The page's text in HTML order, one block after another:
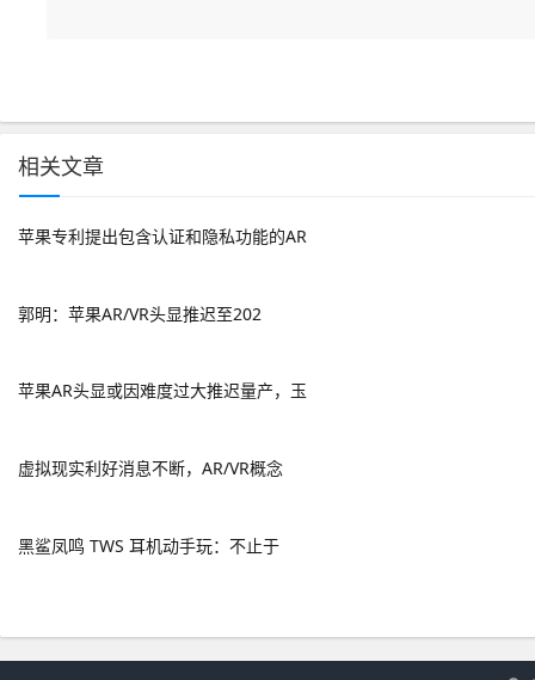
相关文章
苹果专利提出包含认证和隐私功能的AR
郭明：苹果AR/VR头显推迟至202
苹果AR头显或因难度过大推迟量产，玉
虚拟现实利好消息不断，AR/VR概念
黑鲨凤鸣 TWS 耳机动手玩：不止于